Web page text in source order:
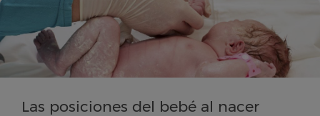
Las posiciones del bebé al nacer